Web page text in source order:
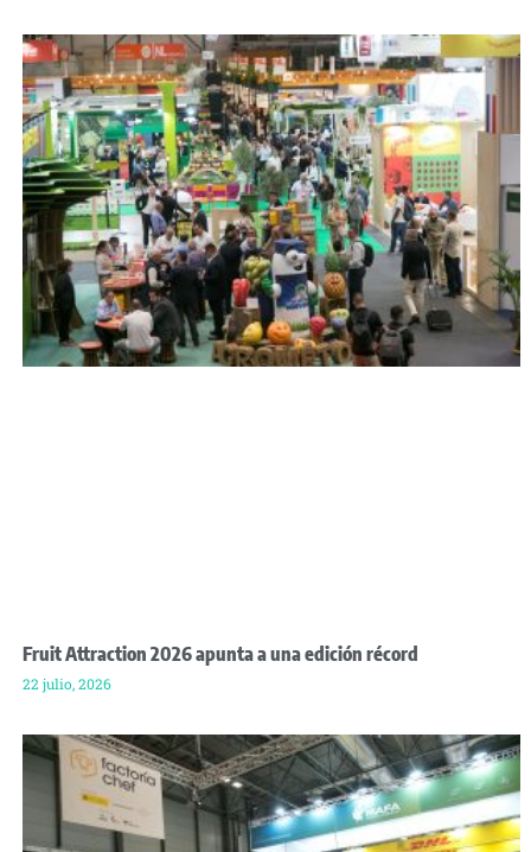
Fruit Attraction 2026 apunta a una edición récord
22 julio, 2026